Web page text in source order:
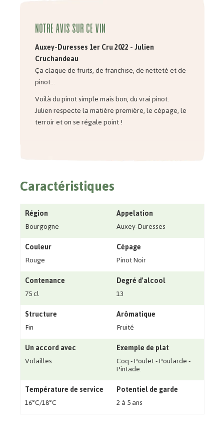
Notre avis sur ce vin
Auxey-Duresses 1erCru 2022 - Julien
Cruchandeau
Ça claque de fruits, de franchise, de netteté et de
pinot...
Voilà du pinot simple mais bon, du vrai pinot.
Julien respecte la matière première, le cépage, le
terroir et on se régale point !
Caractéristiques
Région
Bourgogne
Appelation
Auxey-Duresses
Couleur
Rouge
Cépage
Pinot Noir
Contenance
75 cl
Degré d'alcool
13
Structure
Fin
Arômatique
Fruité
Un accord avec
Volailles
Exemple de plat
Coq - Poulet - Poularde -
Pintade.
Température de service
16°C/18°C
Potentiel de garde
2 à 5 ans